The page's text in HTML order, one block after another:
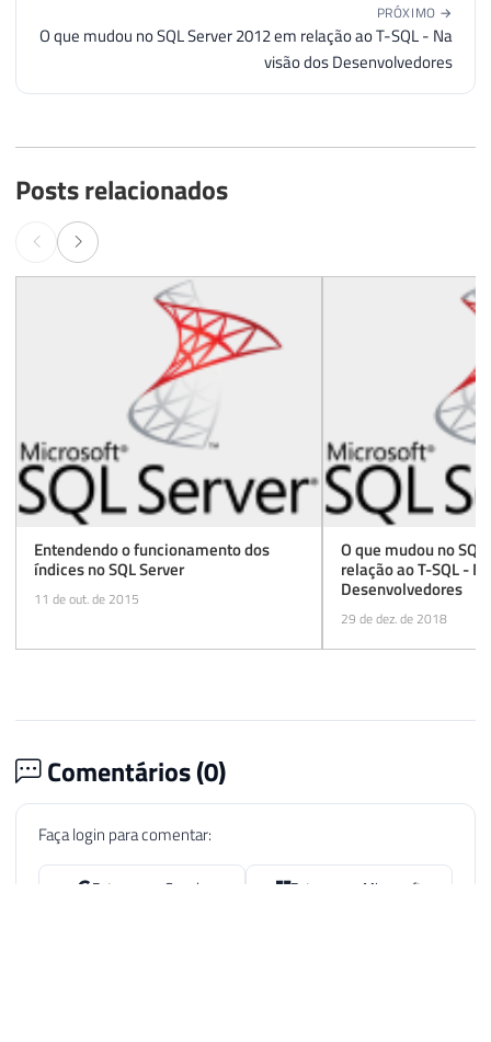
PRÓXIMO →
O que mudou no SQL Server 2012 em relação ao T-SQL - Na
visão dos Desenvolvedores
Posts relacionados
Entendendo o funcionamento dos
índices no SQL Server
11 de out. de 2015
O que mudou no
relação ao T-SQL -
Desenvolvedores
29 de dez. de 2018
Comentários (0)
Faça login para comentar:
Entrar com Google Entrar com Microsoft